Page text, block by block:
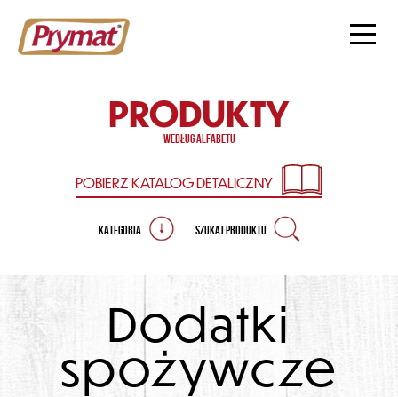
PRODUKTY
według alfabetu
POBIERZ KATALOGDETALICZNY
KATEGORIA SZUKAJ PRODUKTU
Dodatki
spożywcze